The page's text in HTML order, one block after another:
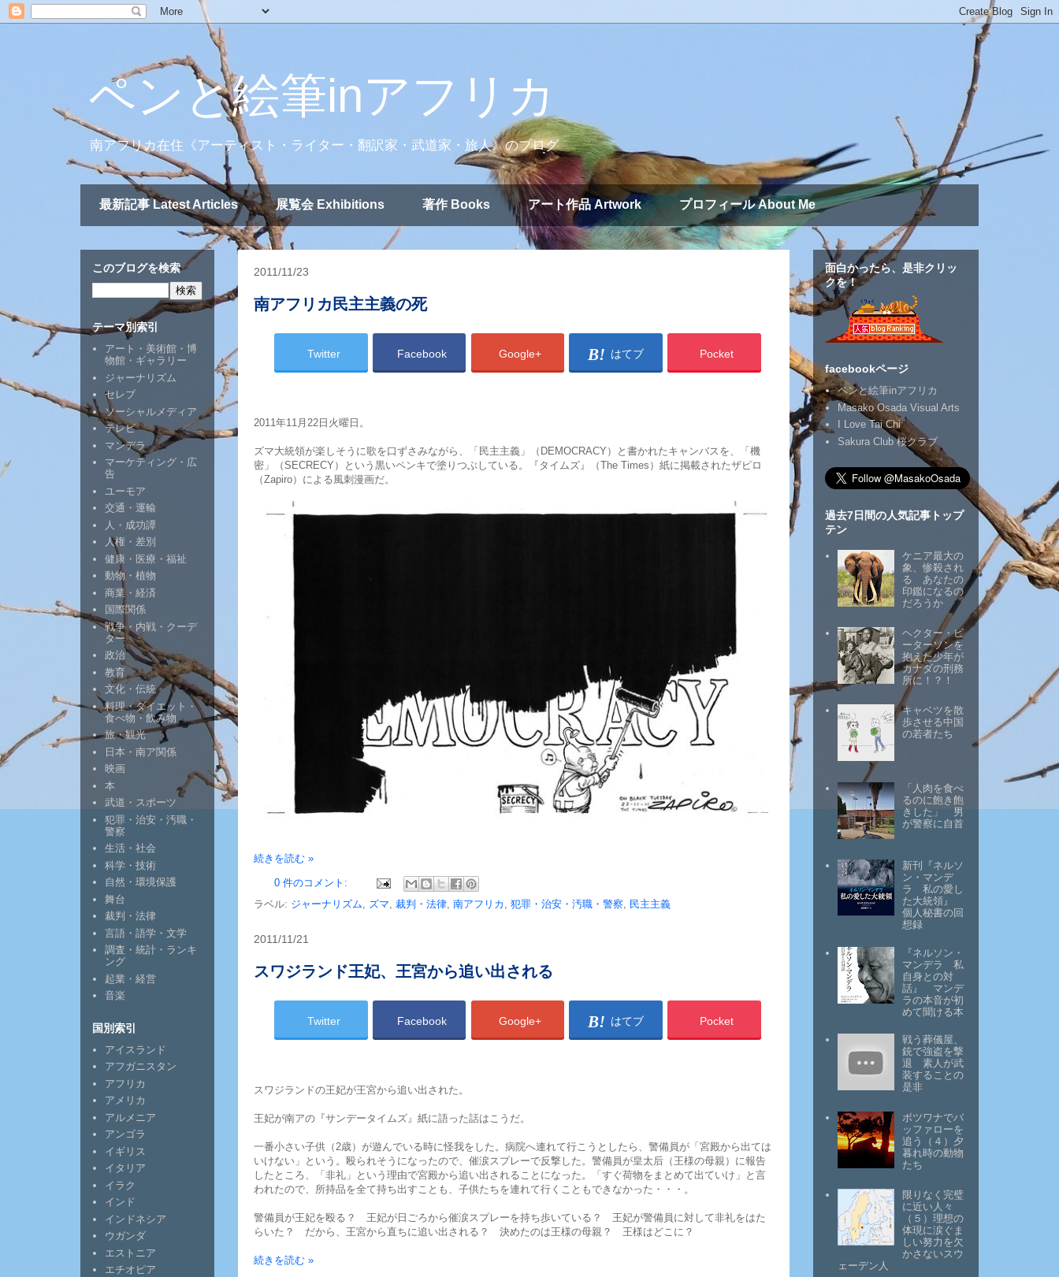
ペンと絵筆inアフリカ
南アフリカ在住《アーティスト・ライター・翻訳家・武道家・旅人》のブログ
最新記事 Latest Articles 展覧会 Exhibitions 著作 Books アート作品 Artwork プロフィール About Me
2011/11/23
南アフリカ民主主義の死
Twitter Facebook Google+ はてブ Pocket
2011年11月22日火曜日。
ズマ大統領が楽しそうに歌を口ずさみながら、「民主主義」（DEMOCRACY）と書かれたキャンバスを、「機
密」（SECRECY）という黒いペンキで塗りつぶしている。『タイムズ』（The Times）紙に掲載されたザピロ
（Zapiro）による風刺漫画だ。
続きを読む »
0 件のコメント:
ラベル: ジャーナリズム, ズマ, 裁判・法律, 南アフリカ , 犯罪・治安・汚職・警察, 民主主義
2011/11/21
スワジランド王妃、王宮から追い出される
Twitter Facebook Google+ はてブ Pocket
スワジランドの王妃が王宮から追い出された。
王妃が南アの『サンデータイムズ』紙に語った話はこうだ。
一番小さい子供（2歳）が遊んでいる時に怪我をした。病院へ連れて行こうとしたら、警備員が「宮殿から出ては
いけない」という。殴られそうになったので、催涙スプレーで反撃した。警備員が皇太后（王様の母親）に報告
したところ、「非礼」という理由で宮殿から追い出されることになった。「すぐ荷物をまとめて出ていけ」と言
われたので、所持品を全て持ち出すことも、子供たちを連れて行くこともできなかった・・・。
警備員が王妃を殴る？ 王妃が日ごろから催涙スプレーを持ち歩いている？ 王妃が警備員に対して非礼をはた
らいた？ だから、王宮から直ちに追い出される？ 決めたのは王様の母親？ 王様はどこに？
続きを読む »
このブログを検索
テーマ別索引
アート・美術館・博
物館・ギャラリー
ジャーナリズム
セレブ
ソーシャルメディア
テレビ
マンデラ
マーケティング・広
告
ユーモア
交通・運輸
人・成功譚
人権・差別
健康・医療・福祉
動物・植物
商業・経済
国際関係
戦争・内戦・クーデ
ター
政治
教育
文化・伝統
料理・ダイエット・
食べ物・飲み物
旅・観光
日本・南ア関係
映画
本
武道・スポーツ
犯罪・治安・汚職・
警察
生活・社会
科学・技術
自然・環境保護
舞台
裁判・法律
言語・語学・文学
調査・統計・ランキ
ング
起業・経営
音楽
国別索引
アイスランド
アフガニスタン
アフリカ
アメリカ
アルメニア
アンゴラ
イギリス
イタリア
イラク
インド
インドネシア
ウガンダ
エストニア
エチオピア
面白かったら、是非クリッ
クを！
facebookページ
ペンと絵筆inアフリカ
Masako Osada Visual Arts
I Love Tai Chi
Sakura Club 桜クラブ
過去7日間の人気記事トップ
テン
ケニア最大の
象、惨殺され
る あなたの
印鑑になるの
だろうか
ヘクター・ピ
ーターソンを
抱えた少年が
カナダの刑務
所に！？！
キャベツを散
歩させる中国
の若者たち
「人肉を食べ
るのに飽き飽
きした」 男
が警察に自首
新刊『ネルソ
ン・マンデ
ラ 私の愛し
た大統領』
個人秘書の回
想録
『ネルソン・
マンデラ 私
自身との対
話』 マンデ
ラの本音が初
めて聞ける本
戦う葬儀屋、
銃で強盗を撃
退 素人が武
装することの
是非
ボツワナでバ
ッファローを
追う（４）夕
暮れ時の動物
たち
限りなく完璧
に近い人々
（５）理想の
体現に涙ぐま
しい努力を欠
かさないスウ
ェーデン人